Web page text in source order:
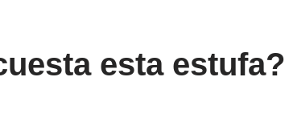
esta estufa?